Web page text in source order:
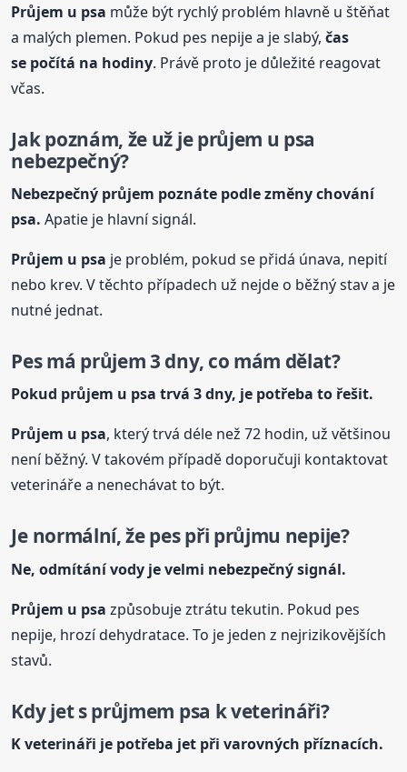
Průjem u psa může být rychlý problém hlavně u štěňat
a malých plemen. Pokud pes nepije a je slabý,čas
se počítá na hodiny. Právě proto je důležité reagovat
včas.
Jak poznám, že už je průjem u psa
nebezpečný?
Nebezpečný průjem poznáte podle změny chování
psa. Apatie je hlavní signál.
Průjem u psa je problém, pokud se přidá únava, nepití
nebo krev. V těchto případech už nejde o běžný stav a je
nutné jednat.
Pes má průjem 3 dny, co mám dělat?
Pokud průjem u psa trvá 3 dny, je potřeba to řešit.
Průjem u psa, který trvá déle než 72 hodin, už většinou
není běžný. V takovém případě doporučuji kontaktovat
veterináře a nenechávat to být.
Je normální, že pes při průjmu nepije?
Ne, odmítání vody je velmi nebezpečný signál.
Průjem u psa způsobuje ztrátu tekutin. Pokud pes
nepije, hrozí dehydratace. To je jeden z nejrizikovějších
stavů.
Kdy jet s průjmem psa k veterináři?
K veterináři je potřeba jet při varovných příznacích.